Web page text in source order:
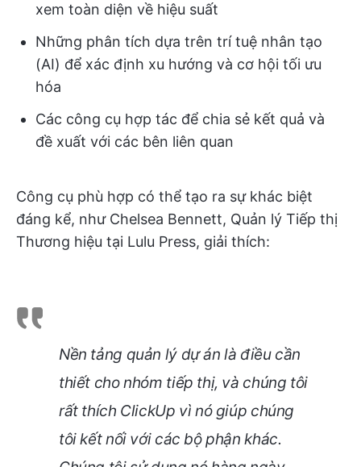
xem toàn diện về hiệu suất
Những phân tích dựa trên trí tuệ nhân tạo
(AI) để xác định xu hướng và cơ hội tối ưu
hóa
Các công cụ hợp tác để chia sẻ kết quả và
đề xuất với các bên liên quan
Công cụ phù hợp có thể tạo ra sự khác biệt
đáng kể, như Chelsea Bennett, Quản lý Tiếp thị
Thương hiệu tại Lulu Press, giải thích:
Nền tảng quản lý dự án là điều cần
thiết cho nhóm tiếp thị, và chúng tôi
rất thích ClickUp vì nó giúp chúng
tôi kết nối với các bộ phận khác.